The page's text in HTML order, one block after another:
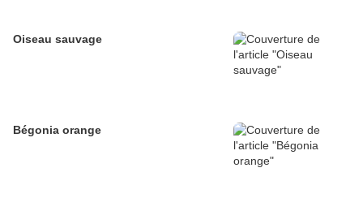
Oiseau sauvage
Bégonia orange